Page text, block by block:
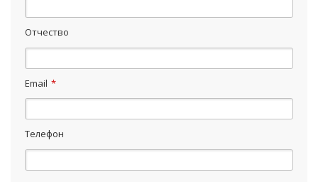
Отчество
Email *
Телефон